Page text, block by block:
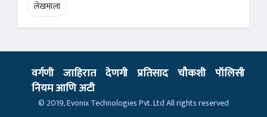
लेखमाला
वर्गणी जाहिरात देणगी प्रतिसाद चौकशी पॉलिसी
नियम आणि अटी
© 2019,Evonix Technologies Pvt. LtdAll rights reserved